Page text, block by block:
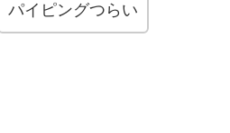
パイピングつらい